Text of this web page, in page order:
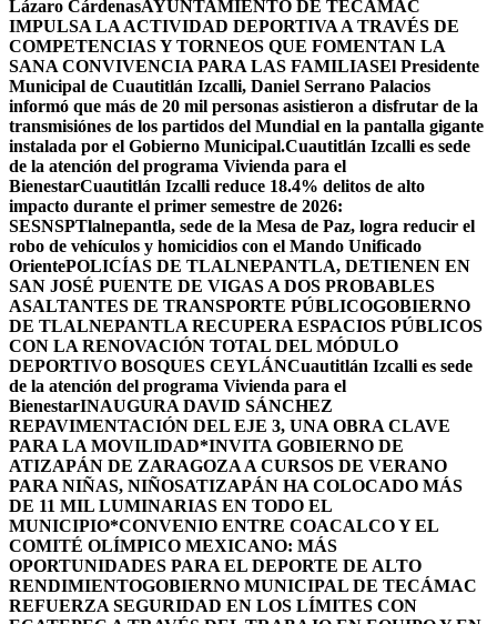
Lázaro CárdenasAYUNTAMIENTO DE TECÁMAC
IMPULSA LA ACTIVIDAD DEPORTIVA A TRAVÉS DE
COMPETENCIAS Y TORNEOS QUE FOMENTAN LA
SANA CONVIVENCIA PARA LAS FAMILIASEl Presidente
Municipal de Cuautitlán Izcalli, Daniel Serrano Palacios
informó que más de 20 mil personas asistieron a disfrutar de la
transmisiónes de los partidos del Mundial en la pantalla gigante
instalada por el Gobierno Municipal.Cuautitlán Izcalli es sede
de la atención del programa Vivienda para el
BienestarCuautitlán Izcalli reduce 18.4% delitos de alto
impacto durante el primer semestre de 2026:
SESNSPTlalnepantla, sede de la Mesa de Paz, logra reducir el
robo de vehículos y homicidios con el Mando Unificado
OrientePOLICÍAS DE TLALNEPANTLA, ​DETIENEN EN
SAN JOSÉ PUENTE DE VIGAS A DOS PROBABLES
ASALTANTES DE TRANSPORTE PÚBLICOGOBIERNO
DE TLALNEPANTLA RECUPERA ESPACIOS PÚBLICOS
CON LA RENOVACIÓN TOTAL DEL MÓDULO
DEPORTIVO BOSQUES CEYLÁNCuautitlán Izcalli es sede
de la atención del programa Vivienda para el
BienestarINAUGURA DAVID SÁNCHEZ
REPAVIMENTACIÓN DEL EJE 3, UNA OBRA CLAVE
PARA LA MOVILIDAD*INVITA GOBIERNO DE
ATIZAPÁN DE ZARAGOZA A CURSOS DE VERANO
PARA NIÑAS, NIÑOSATIZAPÁN HA COLOCADO MÁS
DE 11 MIL LUMINARIAS EN TODO EL
MUNICIPIO*CONVENIO ENTRE COACALCO Y EL
COMITÉ OLÍMPICO MEXICANO: MÁS
OPORTUNIDADES PARA EL DEPORTE DE ALTO
RENDIMIENTOGOBIERNO MUNICIPAL DE TECÁMAC
REFUERZA SEGURIDAD EN LOS LÍMITES CON